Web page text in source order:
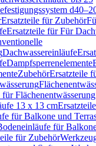
Ersatzteile für Zubehör
Ersatzteile für Für
Dachwassereinläufe
Dampfsperrenelemente
ZubehörErsatzteile
für
13 x 13 cm
für Balkone und
für
für Zubehör